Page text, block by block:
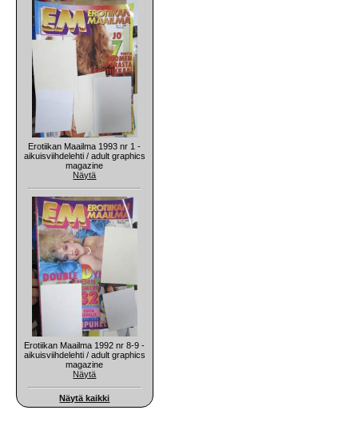
Erotiikan Maailma 1993 nr 1 -
aikuisviihdelehti / adult graphics
magazine
Näytä
Erotiikan Maailma 1992 nr 8-9 -
aikuisviihdelehti / adult graphics
magazine
Näytä
Näytä kaikki